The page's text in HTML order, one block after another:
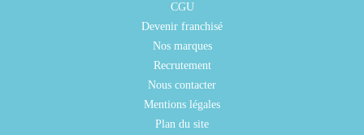
CGU
Devenir franchisé
Nos marques
Recrutement
Nous contacter
Mentions légales
Plan du site